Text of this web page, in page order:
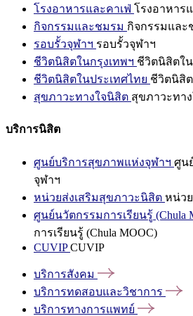
โรงอาหารและคาเฟ่ โรงอาหาร
กิจกรรมและชมรม กิจกรรมและ
รอบรั้วจุฬาฯ รอบรั้วจุฬาฯ
ชีวิตนิสิตในกรุงเทพฯ ชีวิตนิสิตใ
ชีวิตนิสิตในประเทศไทย ชีวิตนิสิ
สุขภาวะทางใจนิสิต สุขภาวะทา
บริการนิสิต
ศูนย์บริการสุขภาพแห่งจุฬาฯ ศูน
จุฬาฯ
หน่วยส่งเสริมสุขภาวะนิสิต หน่ว
ศูนย์นวัตกรรมการเรียนรู้ (Chula
การเรียนรู้ (Chula MOOC)
CUVIPCUVIP
บริการสังคม
บริการทดสอบและวิชาการ
บริการทางการแพทย์